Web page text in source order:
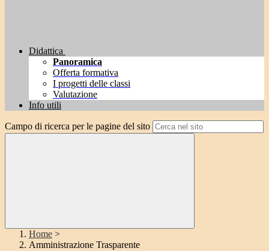
Didattica
Panoramica
Offerta formativa
I progetti delle classi
Valutazione
Info utili
Campo di ricerca per le pagine del sito
Home >
Amministrazione Trasparente